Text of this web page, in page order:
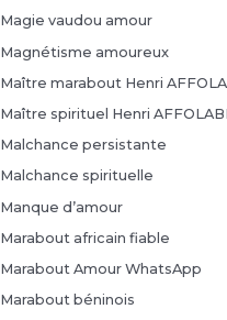
vaudou amour
amoureux
marabout Henri
spirituel Henri AFFOLABI
persistante
spirituelle
d’amour
africain fiable
Amour WhatsApp
béninois